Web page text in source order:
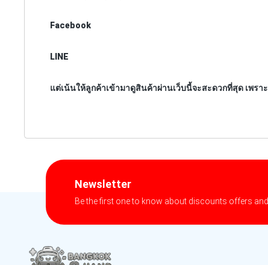
Facebook
LINE
แต่เน้นให้ลูกค้าเข้ามาดูสินค้าผ่านเว็บนี้จะสะดวกที่สุด เพรา
Newsletter
Be the first one to know about discounts offers